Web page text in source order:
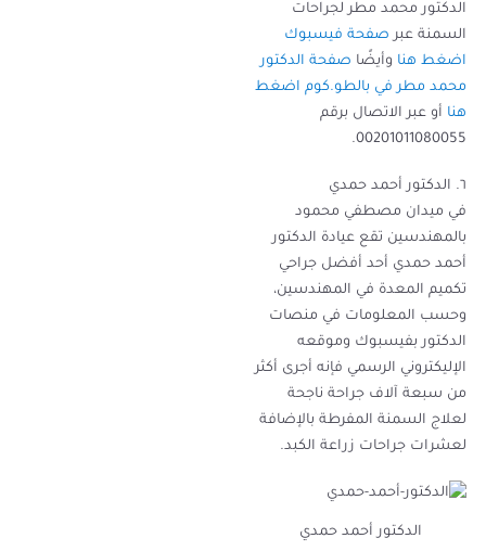
الدكتور محمد مطر لجراحات
السمنة عبر صفحة فيسبوك
اضغط هنا وأيضًا صفحة الدكتور
محمد مطر في بالطو.كوم اضغط
هنا أو عبر الاتصال برقم
00201011080055.
٦. الدكتور أحمد حمدي
في ميدان مصطفي محمود
بالمهندسين تقع عيادة الدكتور
أحمد حمدي أحد أفضل جراحي
تكميم المعدة في المهندسين،
وحسب المعلومات في منصات
الدكتور بفيسبوك وموقعه
الإليكتروني الرسمي فإنه أجرى أكثر
من سبعة آلاف جراحة ناجحة
لعلاج السمنة المفرطة بالإضافة
لعشرات جراحات زراعة الكبد.
الدكتور أحمد حمدي